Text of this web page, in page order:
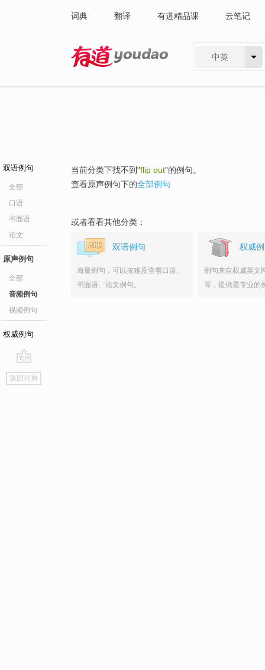
词典 翻译 有道精品课 云笔记
中英
双语例句
全部
口语
书面语
论文
原声例句
全部
音频例句
视频例句
权威例句
go
top
返回词典
当前分类下找不到"flip out"的例句。
查看原声例句下的全部例句
或者看看其他分类：
双语例句
海量例句，可以按难度查看口语、
书面语、论文例句。
权威
例句来自权威英文
等，提供最专业的